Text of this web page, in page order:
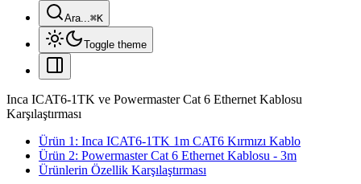
Ara...⌘K
Toggle theme
Inca ICAT6-1TK ve Powermaster Cat 6 Ethernet Kablosu
Karşılaştırması
Ürün 1: Inca ICAT6-1TK 1m CAT6 Kırmızı Kablo
Ürün 2: Powermaster Cat 6 Ethernet Kablosu - 3m
Ürünlerin Özellik Karşılaştırması